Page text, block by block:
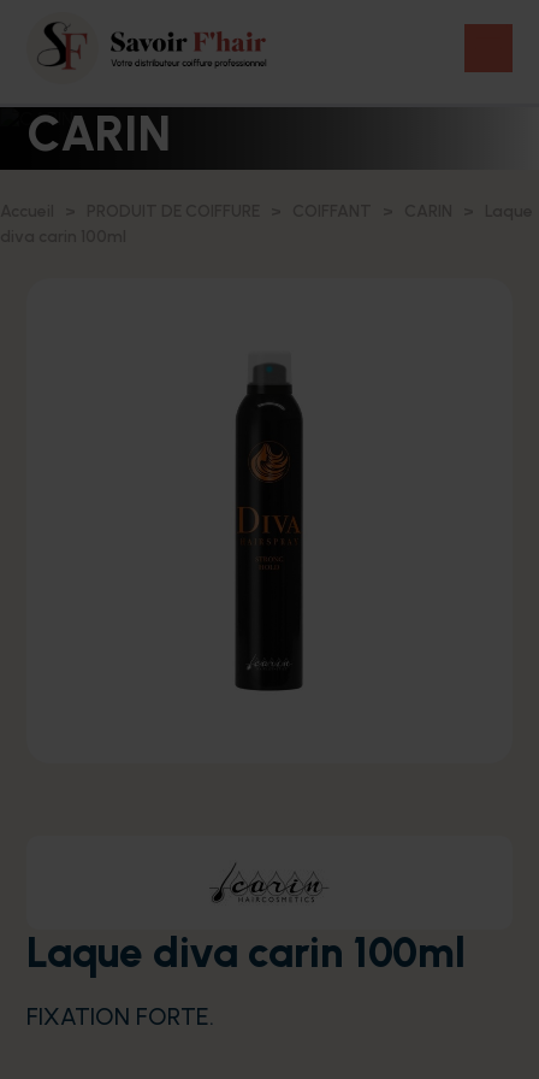
CARIN
Laque diva carin 100ml
FIXATION FORTE.